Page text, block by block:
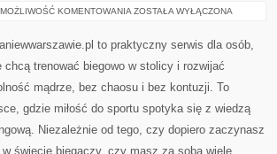
MOŻLIWOŚĆ KOMENTOWANIA RECENZJE
ZOSTAŁA WYŁĄCZONA
to praktyczny serwis dla osób,
chcą trenować biegowo w stolicy i rozwijać
mądrze, bez chaosu i bez kontuzji. To
gdzie miłość do sportu spotyka się z wiedzą
Niezależnie od tego, czy dopiero zaczynasz
świecie biegaczy, czy masz za sobą wiele